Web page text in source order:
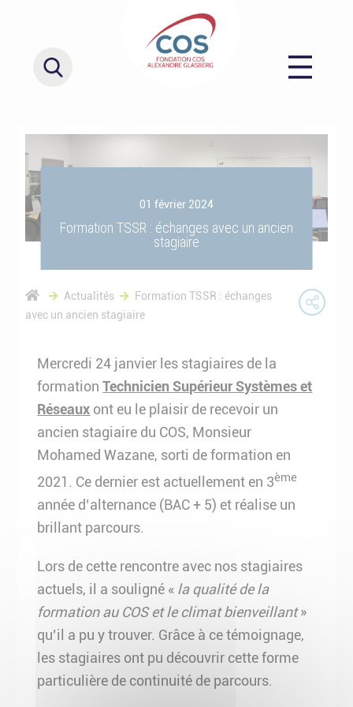
01 février 2024
Formation TSSR : échanges avec un ancien
stagiaire
Actualités
Formation TSSR : échanges
avec un ancien stagiaire
Mercredi 24 janvier les stagiaires de la
formationTechnicien Supérieur Systèmes et
Réseaux ont eu le plaisir de recevoir un
ancien stagiaire du COS, Monsieur
Mohamed Wazane, sorti de formation en
2021. Ce dernier est actuellement en 3ème
année d’alternance (BAC + 5) et réalise un
brillant parcours.
Lors de cette rencontre avec nos stagiaires
actuels, il a souligné « la qualité de la
formation au COS et le climat bienveillant»
qu’il a pu y trouver. Grâce à ce témoignage,
les stagiaires ont pu découvrir cette forme
particulière de continuité de parcours.